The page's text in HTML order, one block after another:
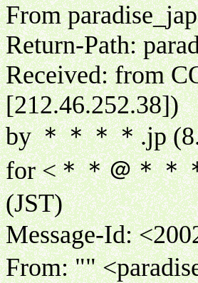
From
Return-Path:
Received: from
[212.46.252.38])
by ＊＊＊＊.jp
for <＊＊＠＊＊
(JST)
Message-Id:
From: ""